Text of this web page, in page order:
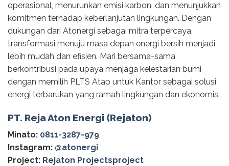
operasional, menurunkan emisi karbon, dan menunjukkan
komitmen terhadap keberlanjutan lingkungan. Dengan
dukungan dari Atonergi sebagai mitra terpercaya,
transformasi menuju masa depan energi bersih menjadi
lebih mudah dan efisien. Mari bersama-sama
berkontribusi pada upaya menjaga kelestarian bumi
dengan memilih PLTS Atap untuk Kantor sebagai solusi
energi terbarukan yang ramah lingkungan dan ekonomis.
PT. Reja Aton Energi (Rejaton)
Minato: 0811-3287-979
Instagram: @‌atonergi
Project: Rejaton Projectsproject